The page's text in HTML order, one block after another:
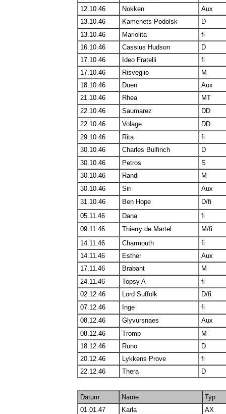
12.10.46
Nokken
Aux
13.10.46
Kamenets Podolsk
D
13.10.46
Mariolita
fi
16.10.46
Cassius Hudson
D
17.10.46
Ideo Fratelli
fi
17.10.46
Risveglio
M
18.10.46
Duen
Aux
21.10.46
Rhea
MT
22.10.46
Saumarez
DD
22.10.46
Volage
DD
29.10.46
Rita
fi
30.10.46
Charles Bulfinch
D
30.10.46
Petros
S
30.10.46
Randi
M
30.10.46
Siri
Aux
31.10.46
Ben Hope
D/fi
05.11.46
Dana
fi
09.11.46
Thierry de Martel
M/fi
14.11.46
Charmouth
fi
14.11.46
Esther
Aux
17.11.46
Brabant
M
24.11.46
Topsy A
fi
02.12.46
Lord Suffolk
D/fi
07.12.46
Inge
fi
08.12.46
Glyvursnaes
Aux
08.12.46
Tromp
M
18.12.46
Runo
D
20.12.46
Lykkens Prove
fi
22.12.46
Thera D
Datum Name
Typ
01.01.47
Karla
AX